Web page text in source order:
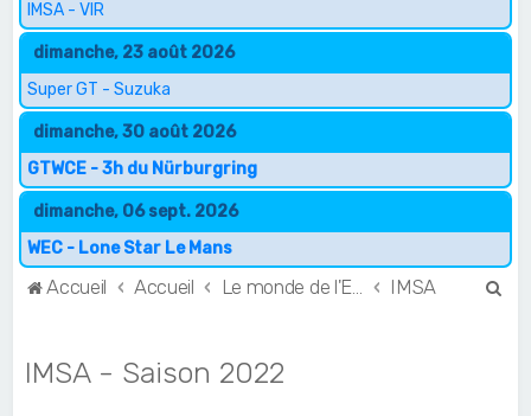
IMSA - VIR
dimanche, 23 août 2026
Super GT - Suzuka
dimanche, 30 août 2026
GTWCE - 3h du Nürburgring
dimanche, 06 sept. 2026
WEC - Lone Star Le Mans
Accueil Accueil IMSA
IMSA - Saison 2022